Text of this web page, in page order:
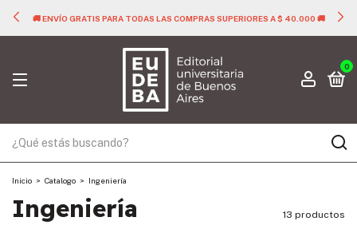
📊 3 CUOTAS SIN INTERÉS 📊
0
Inicio > Catalogo > Ingeniería
Ingeniería 13 productos